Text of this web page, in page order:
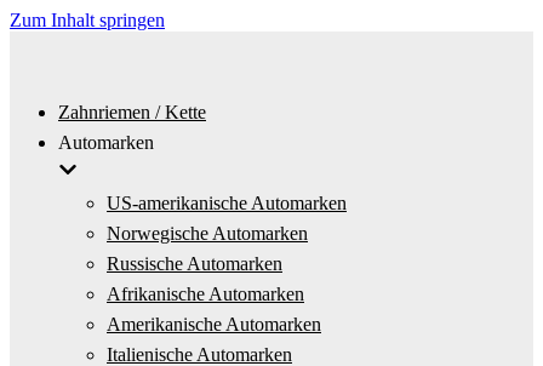
Zum Inhalt springen
Zahnriemen / Kette
Automarken
US-amerikanische Automarken
Norwegische Automarken
Russische Automarken
Afrikanische Automarken
Amerikanische Automarken
Italienische Automarken